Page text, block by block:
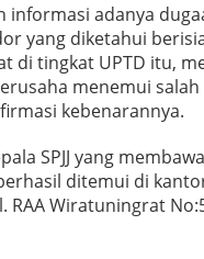
informasi adanya
yang diketahui
di tingkat UPTD itu,
menemui salah
kebenarannya.
SPJJ yang
ditemui di
RAA Wiratuningrat